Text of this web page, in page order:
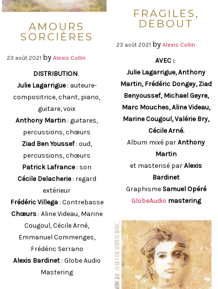
FRAGILES,
DEBOUT
23 août 2021 by Alexis Collin
AVEC ::
Julie Lagarrigue, Anthony
Martin, Frédéric Dongey, Ziad
Benyoussef, Michael Geyre,
Marc Mouches, Aline Videau,
Marine Cougoul, Valérie Bry,
Cécile Arné.
Album mixé parAnthony
Martin
et masterisé parAlexis
Bardinet
Graphisme Samuel Opéré
GlobeAudio mastering
AMOURS
SORCIÈRES
23 août 2021 byAlexis Collin
DISTRIBUTION:
Julie Lagarrigue: auteure-
compositrice, chant, piano,
guitare, voix
Anthony Martin : guitares,
percussions, chœurs
Ziad Ben Youssef: oud,
percussions, chœurs
Patrick Lafrance: son
Cécile Delacherie: regard
extérieur
Frédéric Villega: Contrebasse
Chœurs: Aline Videau, Marine
Cougoul, Cécile Arné,
Emmanuel Commenges,
Frédéric Serrano
Alexis Bardinet: Globe Audio
Mastering